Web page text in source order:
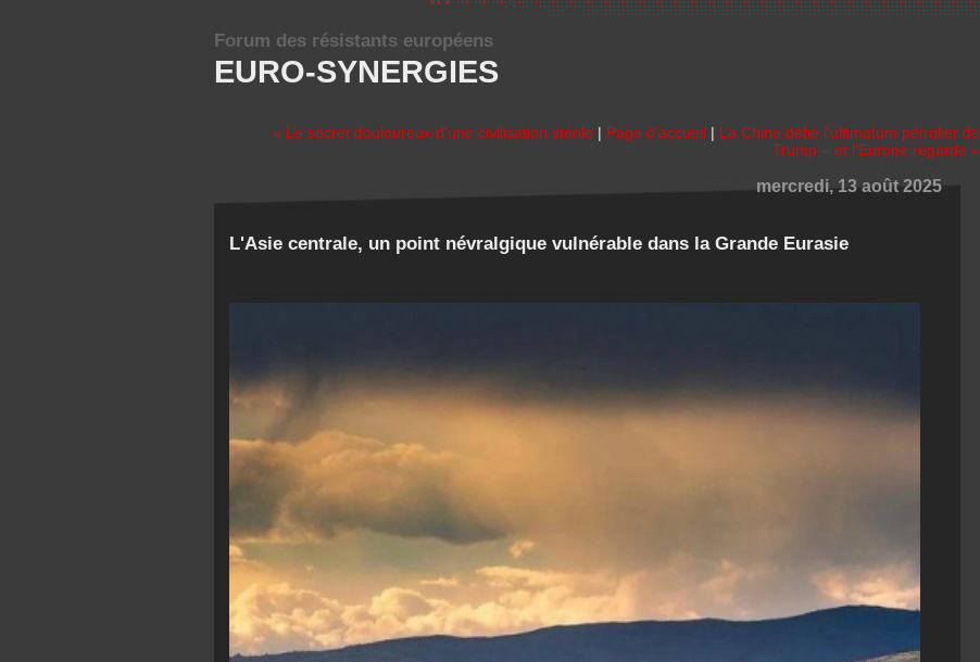
EURO-SYNERGIES
Forum des résistants européens
« Le secret douloureux d'une civilisation stérile | Page d'accueil | La Chine défie l'ultimatum pétrolier de
Trump – et l'Europe regarde »
mercredi, 13 août 2025
L'Asie centrale, un point névralgique vulnérable dans la Grande Eurasie